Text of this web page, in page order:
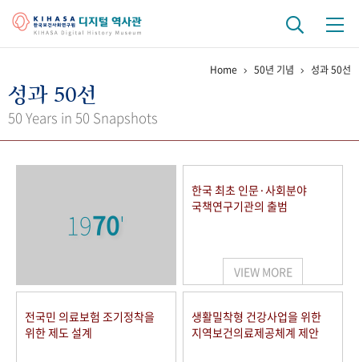
걸어온 길 기관 변천사
키워드로 보는 연구 역사
연구자들
사진 아카이브 문서 기록물 행정박물 영상 기록물
50+1 주년 기념
Home 50년 기념 성과 50선
성과 50선
50 Years in 50 Snapshots
1970'
한국 최초 인문·사회분야
국책연구기관의 출범
VIEW MORE
전국민 의료보험 조기정착을
위한 제도 설계
생활밀착형 건강사업을 위한
지역보건의료제공체계 제안